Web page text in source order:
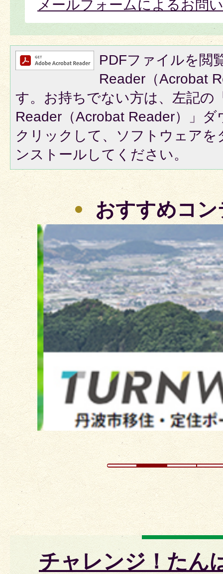
メールフォームによるお問
PDFファイルを閲
Reader（Acrobat
す。お持ちでない方は、左記の
Reader（Acrobat Reader）」
クリックして、ソフトウェア
ンストールしてください。
おすすめコ
2
枚
目
の
ス
ラ
イ
ド
チャレンジ！たん